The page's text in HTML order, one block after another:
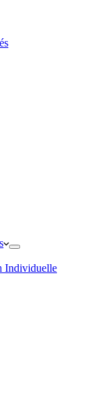
Individuelle